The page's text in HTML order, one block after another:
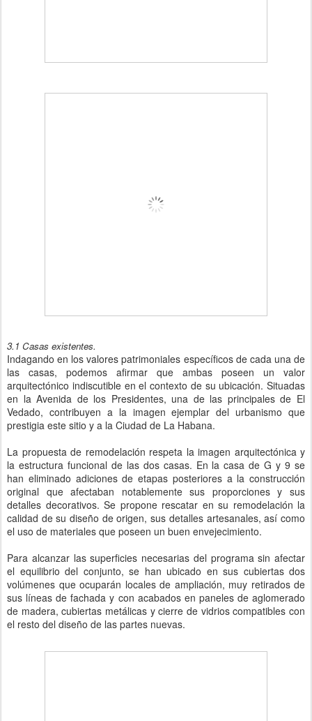
3.1 Casas existentes.
Indagando en los valores patrimoniales específicos de cada una de
las casas, podemos afirmar que ambas poseen un valor
arquitectónico indiscutible en el contexto de su ubicación. Situadas
en la Avenida de los Presidentes, una de las principales de El
Vedado, contribuyen a la imagen ejemplar del urbanismo que
prestigia este sitio y a la Ciudad de La Habana.
La propuesta de remodelación respeta la imagen arquitectónica y
la estructura funcional de las dos casas. En la casa de G y 9 se
han eliminado adiciones de etapas posteriores a la construcción
original que afectaban notablemente sus proporciones y sus
detalles decorativos. Se propone rescatar en su remodelación la
calidad de su diseño de origen, sus detalles artesanales, así como
el uso de materiales que poseen un buen envejecimiento.
Para alcanzar las superficies necesarias del programa sin afectar
el equilibrio del conjunto, se han ubicado en sus cubiertas dos
volúmenes que ocuparán locales de ampliación, muy retirados de
sus líneas de fachada y con acabados en paneles de aglomerado
de madera, cubiertas metálicas y cierre de vidrios compatibles con
el resto del diseño de las partes nuevas.